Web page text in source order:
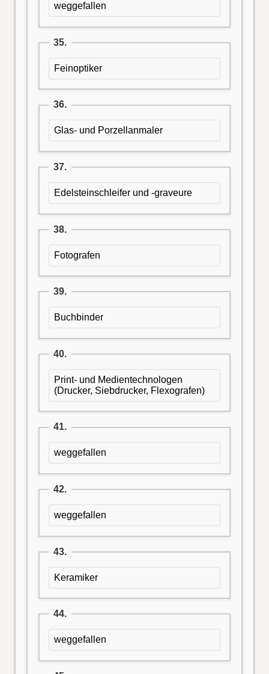
weggefallen
35.
Feinoptiker
36.
Glas- und Porzellanmaler
37.
Edelsteinschleifer und -graveure
38.
Fotografen
39.
Buchbinder
40.
Print- und Medientechnologen
(Drucker, Siebdrucker, Flexografen)
41.
weggefallen
42.
weggefallen
43.
Keramiker
44.
weggefallen